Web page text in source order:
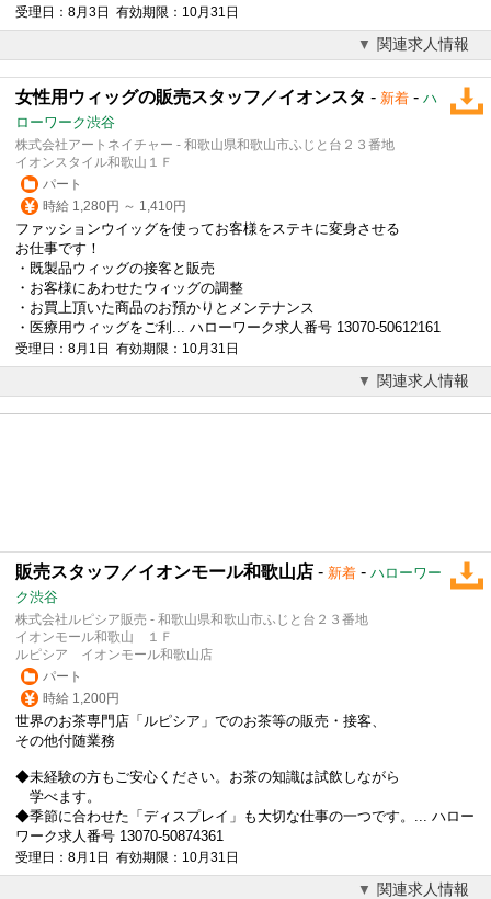
受理日：8月3日 有効期限：10月31日
関連求人情報
女性用ウィッグの販売スタッフ／イオンスタ - 新着 - ハ
ローワーク渋谷
株式会社アートネイチャー - 和歌山県和歌山市ふじと台２３番地
イオンスタイル和歌山１Ｆ
パート
時給 1,280円 ～ 1,410円
ファッションウイッグを使ってお客様をステキに変身させる
お仕事です！
・既製品ウィッグの接客と販売
・お客様にあわせたウィッグの調整
・お買上頂いた商品のお預かりとメンテナンス
・医療用ウィッグをご利... ハローワーク求人番号 13070-50612161
受理日：8月1日 有効期限：10月31日
関連求人情報
販売スタッフ／イオンモール和歌山店 - 新着 - ハローワー
ク渋谷
株式会社ルピシア販売 - 和歌山県和歌山市ふじと台２３番地
イオンモール和歌山 １Ｆ
ルピシア イオンモール和歌山店
パート
時給 1,200円
世界のお茶専門店「ルピシア」でのお茶等の販売・接客、
その他付随業務
◆未経験の方もご安心ください。お茶の知識は試飲しながら
学べます。
◆季節に合わせた「ディスプレイ」も大切な仕事の一つです。... ハロー
ワーク求人番号 13070-50874361
受理日：8月1日 有効期限：10月31日
関連求人情報